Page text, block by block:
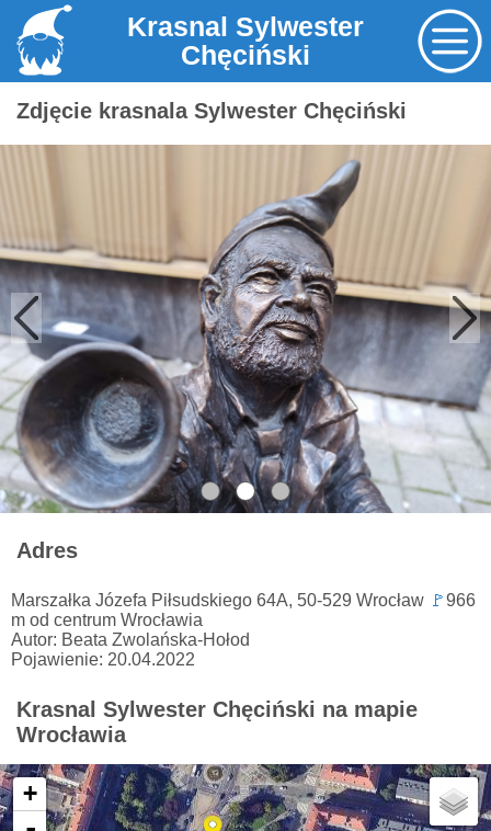
Krasnal Sylwester
Chęciński
Zdjęcie krasnala Sylwester Chęciński
Adres
Marszałka Józefa Piłsudskiego 64A, 50-529 Wrocław 🚩966
m od centrum Wrocławia
Autor: Beata Zwolańska-Hołod
Pojawienie: 20.04.2022
Krasnal Sylwester Chęciński na mapie
Wrocławia
+